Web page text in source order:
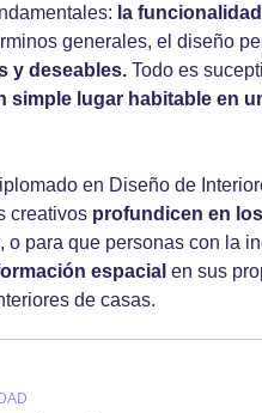
la
generales, el diseño
y deseables. Todo es
simple lugar habitable en
en Diseño de
creativos profundicen en los
o para que personas con la
espacial en sus
de casas.